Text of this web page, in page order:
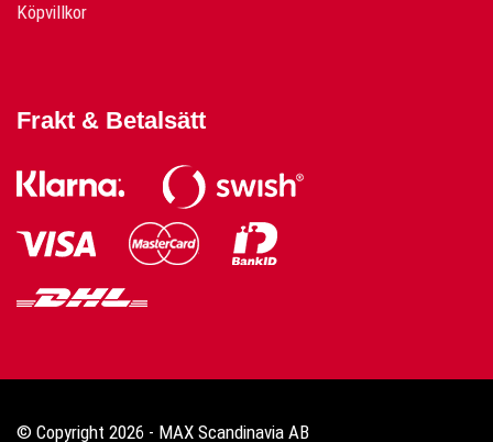
Köpvillkor
Frakt & Betalsätt
© Copyright 2026 - MAX Scandinavia AB